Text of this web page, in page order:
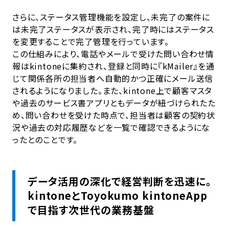
さらに、ステータス管理機能を設定し、未完了の案件に
は未完了ステータスが表示され、完了時にはステータス
を変更することで完了管理を行っています。
この仕組みにより、電話やメールで受けた問い合わせ情
報はkintoneに集約され、登録と同時に『kMailer』を通
じて関係各所の担当者へ自動的かつ正確にメール送信
されるようになりました。また、kintone上で顧客マスタ
や過去のサービス書アプリともデータが紐づけられたた
め、問い合わせを受けた時点で、担当者は顧客の契約状
況や過去の対応履歴などを一覧で確認できるようにな
ったとのことです。
データ活用の深化で経営判断を迅速に。
kintoneとToyokumo kintoneApp
で目指す次世代の業務基盤